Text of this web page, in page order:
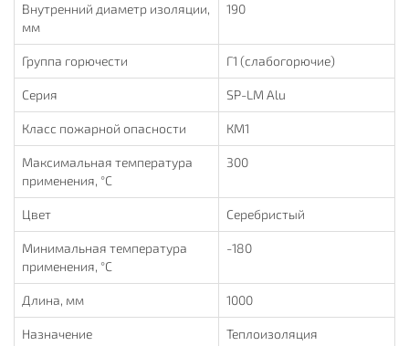
Внутренний диаметр изоляции,
мм
190
Группа горючести Г1 (слабогорючие)
Серия SP-LM Alu
Класс пожарной опасности КМ1
Максимальная температура
применения, °С
300
Цвет Серебристый
Минимальная температура
применения, °С
-180
Длина, мм 1000
Назначение Теплоизоляция